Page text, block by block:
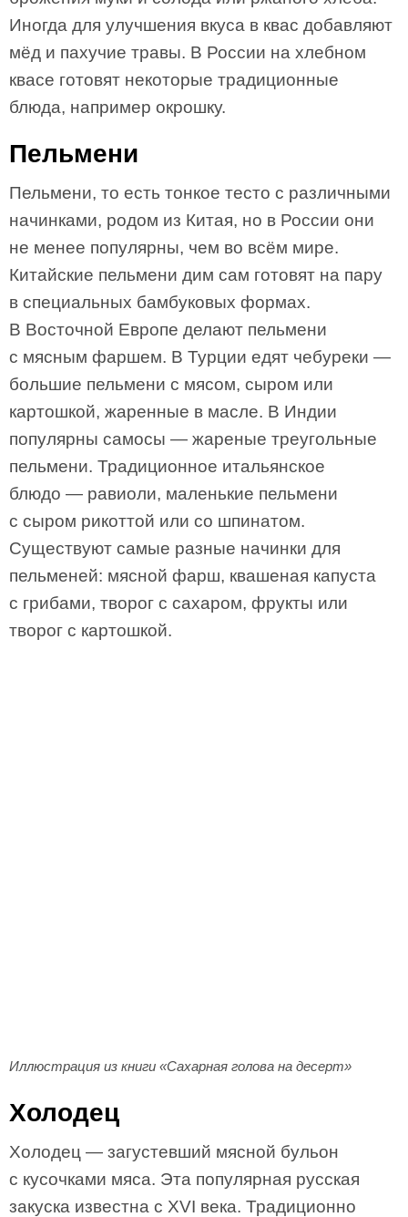
Иногда для улучшения вкуса в квас добавляют
мёд и пахучие травы. В России на хлебном
квасе готовят некоторые традиционные
блюда, например окрошку.
Пельмени
Пельмени, то есть тонкое тесто с различными
начинками, родом из Китая, но в России они
не менее популярны, чем во всём мире.
Китайские пельмени дим сам готовят на пару
в специальных бамбуковых формах.
В Восточной Европе делают пельмени
с мясным фаршем. В Турции едят чебуреки —
большие пельмени с мясом, сыром или
картошкой, жаренные в масле. В Индии
популярны самосы — жареные треугольные
пельмени. Традиционное итальянское
блюдо — равиоли, маленькие пельмени
с сыром рикоттой или со шпинатом.
Существуют самые разные начинки для
пельменей: мясной фарш, квашеная капуста
с грибами, творог с сахаром, фрукты или
творог с картошкой.
Иллюстрация из книги «Сахарная голова на десерт»
Холодец
Холодец — загустевший мясной бульон
с кусочками мяса. Эта популярная русская
закуска известна с XVI века. Традиционно